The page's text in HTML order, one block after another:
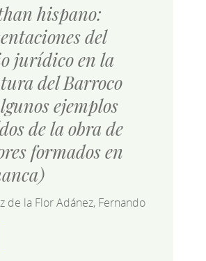
hispano:
del
jurídico en la
del Barroco
ejemplos
de la obra de
formados en
de la Flor Adánez, Fernando